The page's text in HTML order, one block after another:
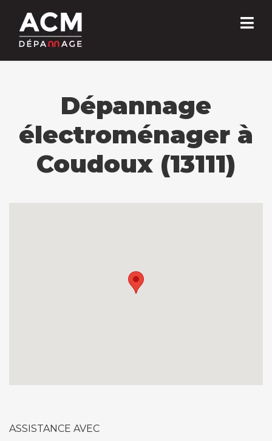
Dépannage
électroménager à
Coudoux (13111)
ASSISTANCE AVEC